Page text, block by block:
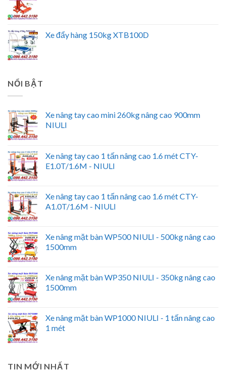
Xe đẩy hàng 150kg XTB100D
NỔI BẬT
Xe nâng tay cao mini 260kg nâng cao 900mm
NIULI
Xe nâng tay cao 1 tấn nâng cao 1.6 mét CTY-
E1.0T/1.6M - NIULI
Xe nâng tay cao 1 tấn nâng cao 1.6 mét CTY-
A1.0T/1.6M - NIULI
Xe nâng mặt bàn WP500 NIULI - 500kg nâng cao
1500mm
Xe nâng mặt bàn WP350 NIULI - 350kg nâng cao
1500mm
Xe nâng mặt bàn WP1000 NIULI - 1 tấn nâng cao
1 mét
TIN MỚI NHẤT